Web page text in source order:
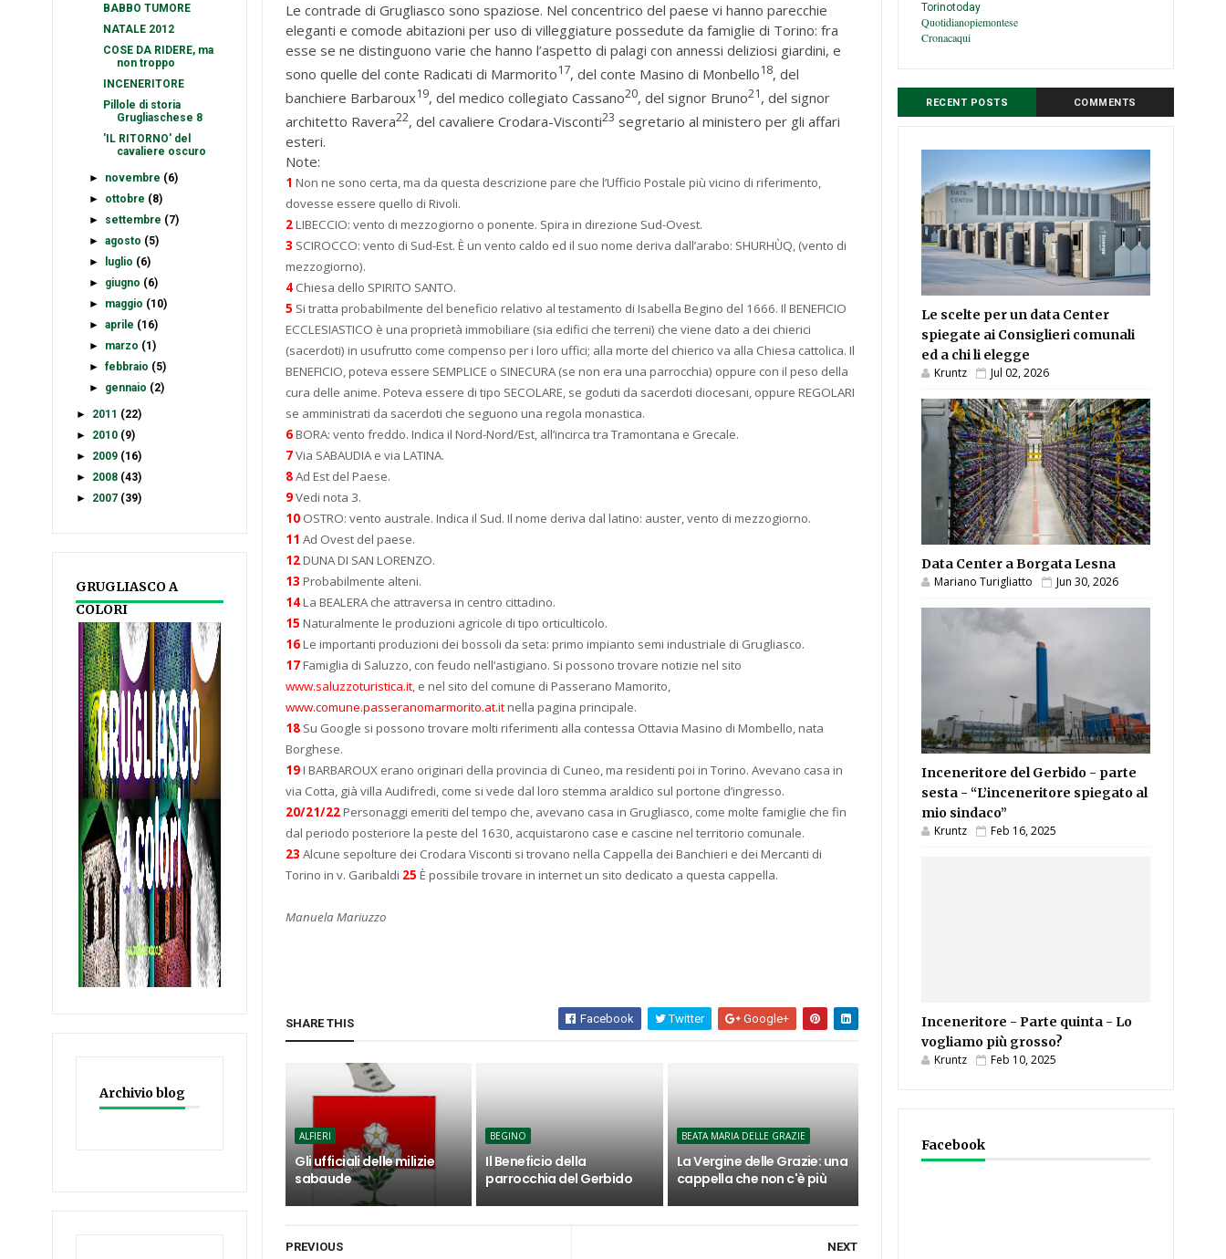
BABBO TUMORE
NATALE 2012
COSE DA RIDERE, ma
non troppo
INCENERITORE
Pillole di storia
Grugliaschese 8
'IL RITORNO' del
cavaliere oscuro
► novembre (6)
► ottobre (8)
► settembre (7)
►agosto (5)
►
luglio (6)
► giugno (6)
► maggio (10)
►aprile (16)
► marzo (1)
►febbraio (5)
► gennaio (2)
► 2011 (22)
► 2010 (9)
► 2009 (16)
► 2008 (43)
► 2007 (39)
GRUGLIASCO A
COLORI
Archivio blog
Le contrade di Grugliasco sono spaziose. Nel concentrico del paese vi hanno parecchie
eleganti e comode abitazioni per uso di villeggiature possedute da famiglie di Torino: fra
esse se ne distinguono varie che hanno l’aspetto di palagi con annessi deliziosi giardini, e
sono quelle del conte Radicati di Marmorito17, del conte Masino di Monbello18, del
banchiere Barbaroux19, del medico collegiato Cassano20, del signor Bruno21, del signor
architetto Ravera22, del cavaliere Crodara-Visconti23 segretario al ministero per gli affari
esteri.
Note:
1Non ne sono certa, ma da questa descrizione pare che l’Ufficio Postale più vicino di riferimento,
dovesse essere quello di Rivoli.
2LIBECCIO: vento di mezzogiorno o ponente. Spira in direzione Sud-Ovest.
3 SCIROCCO: vento di Sud-Est. È un vento caldo ed il suo nome deriva dall’arabo: SHURHÙQ, (vento di
mezzogiorno).
4 Chiesa dello SPIRITO SANTO.
5 Si tratta probabilmente del beneficio relativo al testamento di Isabella Begino del 1666. Il BENEFICIO
ECCLESIASTICO è una proprietà immobiliare (sia edifici che terreni) che viene dato a dei chierici
(sacerdoti) in usufrutto come compenso per i loro uffici; alla morte del chierico va alla Chiesa cattolica. Il
BENEFICIO, poteva essere SEMPLICE o SINECURA (se non era una parrocchia) oppure con il peso della
cura delle anime. Poteva essere di tipo SECOLARE, se goduti da sacerdoti diocesani, oppure REGOLARI
se amministrati da sacerdoti che seguono una regola monastica.
6BORA: vento freddo. Indica il Nord-Nord/Est, all’incirca tra Tramontana e Grecale.
7Via SABAUDIA e via LATINA.
8Ad Est del Paese.
9Vedi nota 3.
10 OSTRO: vento australe. Indica il Sud. Il nome deriva dal latino: auster, vento di mezzogiorno.
11Ad Ovest del paese.
12DUNA DI SAN LORENZO.
13Probabilmente alteni.
14La BEALERA che attraversa in centro cittadino.
15Naturalmente le produzioni agricole di tipo orticulticolo.
16Le importanti produzioni dei bossoli da seta: primo impianto semi industriale di Grugliasco.
17Famiglia di Saluzzo, con feudo nell’astigiano. Si possono trovare notizie nel sito
www.saluzzoturistica.it, e nel sito del comune di Passerano Mamorito,
www.comune.passeranomarmorito.at.itnella pagina principale.
18 Su Google si possono trovare molti riferimenti alla contessa Ottavia Masino di Mombello, nata
Borghese.
19I BARBAROUX erano originari della provincia di Cuneo, ma residenti poi in Torino. Avevano casa in
via Cotta, già villa Audifredi, come si vede dal loro stemma araldico sul portone d’ingresso.
20/21/22Personaggi emeriti del tempo che, avevano casa in Grugliasco, come molte famiglie che fin
dal periodo posteriore la peste del 1630, acquistarono case e cascine nel territorio comunale.
23Alcune sepolture dei Crodara Visconti si trovano nella Cappella dei Banchieri e dei Mercanti di
Torino in v. Garibaldi 25 È possibile trovare in internet un sito dedicato a questa cappella.
Manuela Mariuzzo
SHARE THIS Facebook Twitter Google+
ALFIERI
Gli ufficiali delle milizie
sabaude
BEGINO
Il Beneficio della
parrocchia del Gerbido
BEATA MARIA DELLE GRAZIE
La Vergine delle Grazie: una
cappella che non c'è più
NEXT
PREVIOUS
Torinotoday
Quotidianopiemontese
Cronacaqui
RECENT POSTS COMMENTS
Le scelte per un data Center
spiegate ai Consiglieri comunali
ed a chi li elegge
Kruntz Jul 02, 2026
Data Center a Borgata Lesna
Mariano Turigliatto Jun 30, 2026
Inceneritore del Gerbido - parte
sesta - “L’inceneritore spiegato al
mio sindaco”
Kruntz Feb 16, 2025
Inceneritore - Parte quinta - Lo
vogliamo più grosso?
Kruntz Feb 10, 2025
Facebook